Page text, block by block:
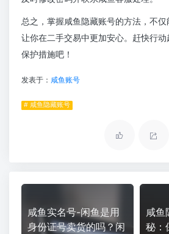
总之，掌握咸鱼隐藏账号的方法，不
让你在二手交易中更加安心。赶快行
保护措施吧！
发表于： 咸鱼账号
# 咸鱼隐藏账号
咸鱼实名号-闲鱼是用
身份证号卖货的吗？闲
咸鱼
秘：